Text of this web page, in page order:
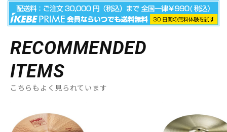
RECOMMENDED
ITEMS
こちらもよく見られています